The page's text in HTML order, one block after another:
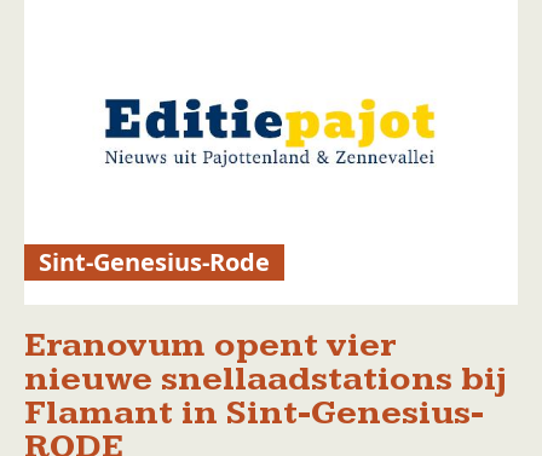
Sint-Genesius-Rode
Eranovum opent vier
nieuwe snellaadstations bij
Flamant in Sint-Genesius-
RODE